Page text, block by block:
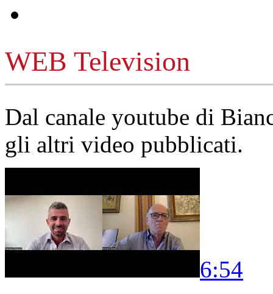
WEB Television
Dal canale youtube di
gli altri video pubblicati.
6:54